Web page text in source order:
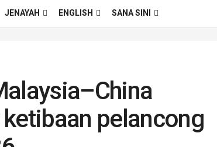
JENAYAH ENGLISH SANA SINI
pelancong